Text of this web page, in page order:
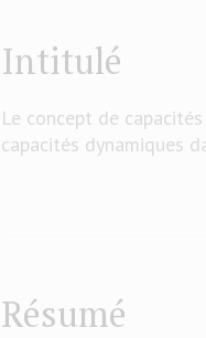
Intitulé
Le concept de
capacités dynamiques
Résumé